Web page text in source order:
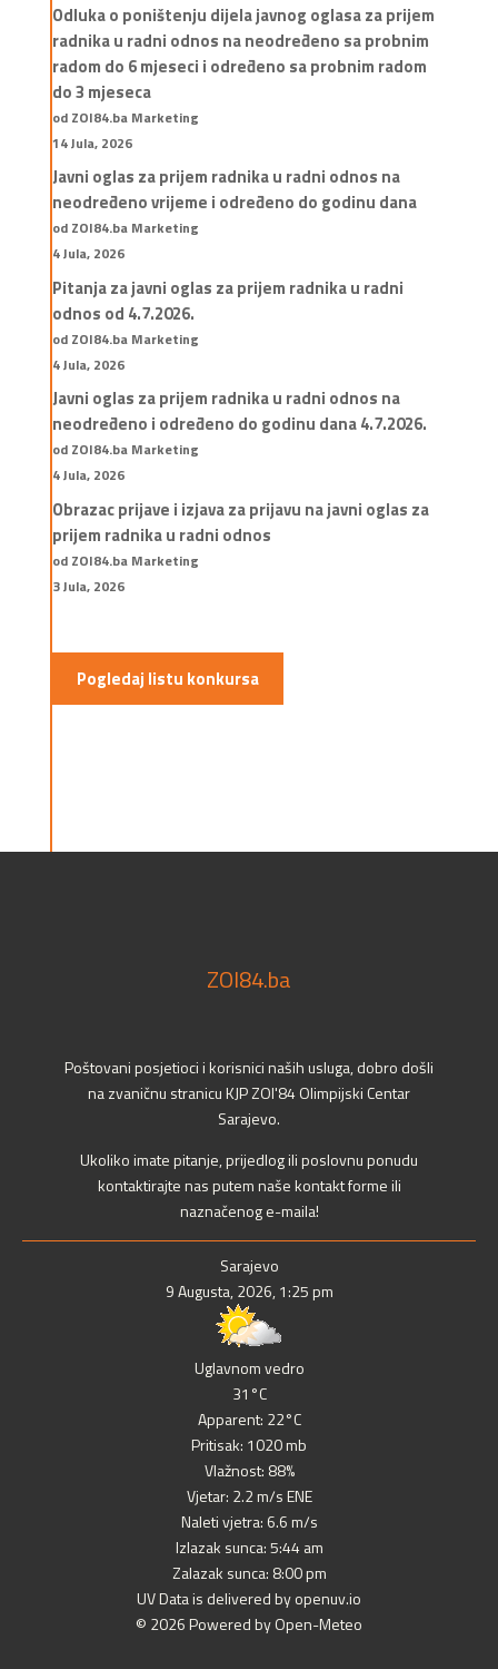
Odluka o poništenju dijela javnog oglasa za prijem
radnika u radni odnos na neodređeno sa probnim
radom do 6 mjeseci i određeno sa probnim radom
do 3 mjeseca
od ZOI84.ba Marketing
14 Jula, 2026
Javni oglas za prijem radnika u radni odnos na
neodređeno vrijeme i određeno do godinu dana
od ZOI84.ba Marketing
4 Jula, 2026
Pitanja za javni oglas za prijem radnika u radni
odnos od 4.7.2026.
od ZOI84.ba Marketing
4 Jula, 2026
Javni oglas za prijem radnika u radni odnos na
neodređeno i određeno do godinu dana 4.7.2026.
od ZOI84.ba Marketing
4 Jula, 2026
Obrazac prijave i izjava za prijavu na javni oglas za
prijem radnika u radni odnos
od ZOI84.ba Marketing
3 Jula, 2026
Pogledaj listu konkursa
ZOI84.ba
Poštovani posjetioci i korisnici naših usluga, dobro došli
na zvaničnu stranicu KJP ZOI'84 Olimpijski Centar
Sarajevo.
Ukoliko imate pitanje, prijedlog ili poslovnu ponudu
kontaktirajte nas putem naše kontakt forme ili
naznačenog e-maila!
Sarajevo
9 Augusta, 2026, 1:25 pm
Uglavnom vedro
31°C
Apparent: 22°C
Pritisak: 1020 mb
Vlažnost: 88%
Vjetar: 2.2 m/s ENE
Naleti vjetra: 6.6 m/s
Izlazak sunca: 5:44 am
Zalazak sunca: 8:00 pm
UV Data is delivered by openuv.io
© 2026 Powered by Open-Meteo